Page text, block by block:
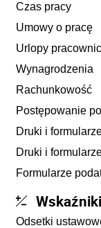
Czas pracy
Umowy o pracę
Urlopy
Wynagrodzenia
Rachunkowość
Postępowanie
Druki i
Druki i
Formularze
Wskaźniki
Odsetki